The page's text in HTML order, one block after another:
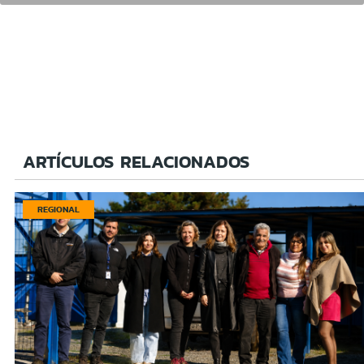
ARTÍCULOS RELACIONADOS
REGIONAL